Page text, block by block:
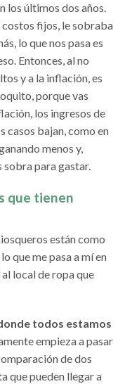
los últimos dos años.
fijos, le sobraba
lo que nos pasa es
Entonces, al no
y a la inflación, es
porque vas
los ingresos de
casos bajan, como en
menos y,
sobra para gastar.
que tienen
están como
que me pasa a mí en
al local de ropa que
todos estamos
empieza a pasar
de dos
que pueden llegar a